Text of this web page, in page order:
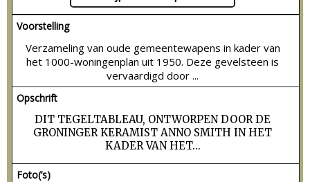
Voorstelling
Verzameling van oude gemeentewapens in kader van
het 1000-woningenplan uit 1950. Deze gevelsteen is
vervaardigd door ...
Opschrift
DIT TEGELTABLEAU, ONTWORPEN DOOR DE
GRONINGER KERAMIST ANNO SMITH IN HET
KADER VAN HET...
Foto(’s)